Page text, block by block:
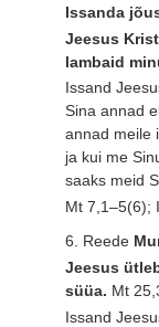
Issanda
Jeesus
lambaid
Issand
Sina annad
annad meile
ja kui me
saaks meid
Mt 7,1–5(6);
6. Reede
Jeesus
süüa. Mt
Issand